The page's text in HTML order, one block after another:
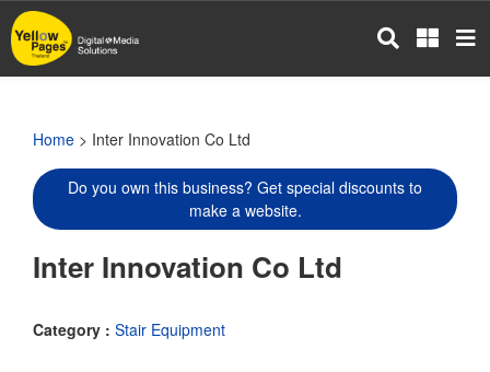
Skip
to
main
Home > Inter Innovation Co Ltd
Do you own this business? Get special discounts to
make a website.
Inter Innovation Co Ltd
Category : Stair Equipment